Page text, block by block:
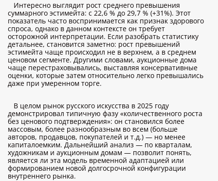
Интересно выглядит рост среднего превышения
суммарного эстимейта: с 22,6 % до 29,7 % (+31%). Этот
показатель часто воспринимается как признак здорового
спроса, однако в данном контексте он требует
осторожной интерпретации. Если разобрать статистику
детальнее, становится заметно: рост превышений
эстимейта чаще происходил не в верхнем, а в среднем
ценовом сегменте. Другими словами, аукционные дома
чаще перестраховывались, выставляя консервативные
оценки, которые затем относительно легко превышались
даже при умеренном торге.
В целом рынок русского искусства в 2025 году
демонстрировал типичную фазу «количественного роста
без ценового подтверждения»: он становился более
массовым, более разнообразным во всем (больше
авторов, продавцов, покупателей и т.д.) — но менее
капиталоемким. Дальнейший анализ — по кварталам,
художникам и аукционным домам — позволит понять,
является ли эта модель временной адаптацией или
формированием новой долгосрочной конфигурации
внутреннего рынка.